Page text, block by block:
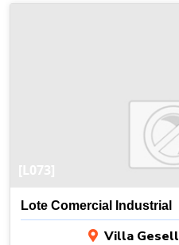
Lote Comercial Industrial
Villa Gesell